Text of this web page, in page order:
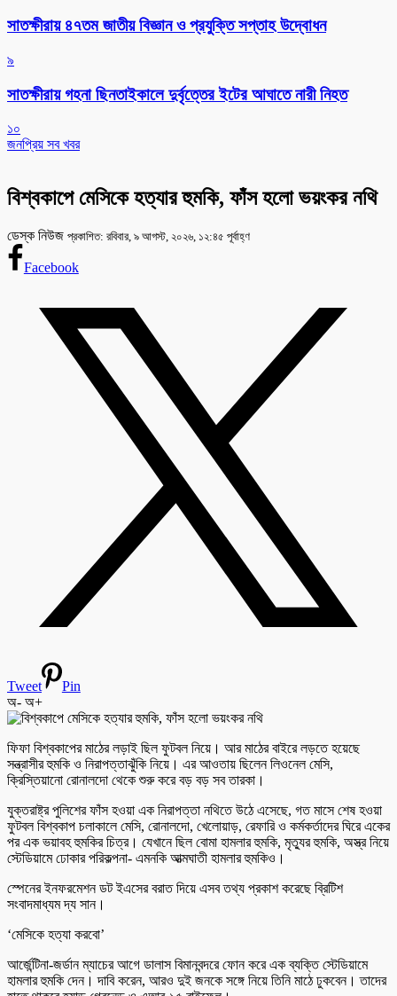
সাতক্ষীরায় ৪৭তম জাতীয় বিজ্ঞান ও প্রযুক্তি সপ্তাহ উদ্বোধন
৯
সাতক্ষীরায় গহনা ছিনতাইকালে দুর্বৃত্তের ইটের আঘাতে নারী নিহত
১০
জনপ্রিয় সব খবর
বিশ্বকাপে মেসিকে হত্যার হুমকি, ফাঁস হলো ভয়ংকর নথি
ডেস্ক নিউজ প্রকাশিত: রবিবার, ৯ আগস্ট, ২০২৬, ১২:৪৫ পূর্বাহ্ণ
Facebook
Tweet
Pin
অ- অ+
ফিফা বিশ্বকাপের মাঠের লড়াই ছিল ফুটবল নিয়ে। আর মাঠের বাইরে লড়তে হয়েছে
সন্ত্রাসীর হুমকি ও নিরাপত্তাঝুঁকি নিয়ে। এর আওতায় ছিলেন লিওনেল মেসি,
ক্রিস্তিয়ানো রোনালদো থেকে শুরু করে বড় বড় সব তারকা।
যুক্তরাষ্ট্র পুলিশের ফাঁস হওয়া এক নিরাপত্তা নথিতে উঠে এসেছে, গত মাসে শেষ হওয়া
ফুটবল বিশ্বকাপ চলাকালে মেসি, রোনালদো, খেলোয়াড়, রেফারি ও কর্মকর্তাদের ঘিরে একের
পর এক ভয়াবহ হুমকির চিত্র। যেখানে ছিল বোমা হামলার হুমকি, মৃত্যুর হুমকি, অস্ত্র নিয়ে
স্টেডিয়ামে ঢোকার পরিকল্পনা- এমনকি আত্মঘাতী হামলার হুমকিও।
স্পেনের ইনফরমেশন ডট ইএসের বরাত দিয়ে এসব তথ্য প্রকাশ করেছে ব্রিটিশ
সংবাদমাধ্যম দ্য সান।
‘মেসিকে হত্যা করবো’
আর্জেন্টিনা-জর্ডান ম্যাচের আগে ডালাস বিমানবন্দরে ফোন করে এক ব্যক্তি স্টেডিয়ামে
হামলার হুমকি দেন। দাবি করেন, আরও দুই জনকে সঙ্গে নিয়ে তিনি মাঠে ঢুকবেন। তাদের